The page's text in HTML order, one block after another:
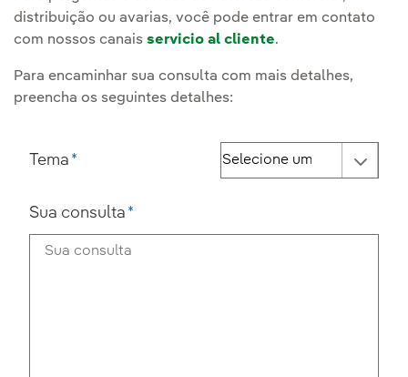
distribuição ou avarias, você pode entrar em contato
com nossos canais servicio al cliente.
Para encaminhar sua consulta com mais detalhes,
preencha os seguintes detalhes:
Tema
Sua consulta